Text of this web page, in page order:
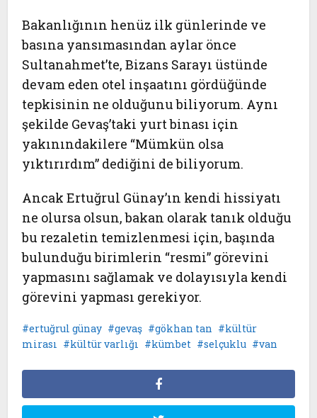
Bakanlığının henüz ilk günlerinde ve
basına yansımasından aylar önce
Sultanahmet’te, Bizans Sarayı üstünde
devam eden otel inşaatını gördüğünde
tepkisinin ne olduğunu biliyorum. Aynı
şekilde Gevaş’taki yurt binası için
yakınındakilere “Mümkün olsa
yıktırırdım” dediğini de biliyorum.
Ancak Ertuğrul Günay’ın kendi hissiyatı
ne olursa olsun, bakan olarak tanık olduğu
bu rezaletin temizlenmesi için, başında
bulunduğu birimlerin “resmi” görevini
yapmasını sağlamak ve dolayısıyla kendi
görevini yapması gerekiyor.
ertuğrul günay gevaş gökhan tan
kültür
mirası
kültür varlığı kümbet selçuklu van